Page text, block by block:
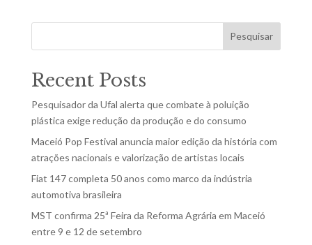
Pesquisar
Recent Posts
Pesquisador da Ufal alerta que combate à poluição
plástica exige redução da produção e do consumo
Maceió Pop Festival anuncia maior edição da história com
atrações nacionais e valorização de artistas locais
Fiat 147 completa 50 anos como marco da indústria
automotiva brasileira
MST confirma 25ª Feira da Reforma Agrária em Maceió
entre 9 e 12 de setembro